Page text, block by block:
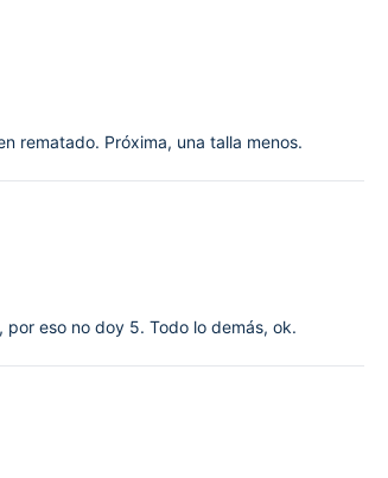
rematado. Próxima, una talla menos.
eso no doy 5. Todo lo demás, ok.